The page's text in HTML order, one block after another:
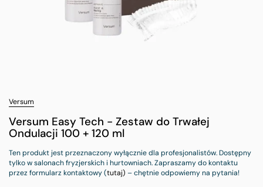
Versum
Versum Easy Tech - Zestaw do Trwałej
Ondulacji 100 + 120 ml
Ten produkt jest przeznaczony wyłącznie dla profesjonalistów. Dostępny
tylko w salonach fryzjerskich i hurtowniach. Zapraszamy do kontaktu
przez formularz kontaktowy (tutaj) – chętnie odpowiemy na pytania!